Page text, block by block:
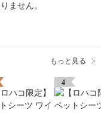
ません。
もっと見る
4